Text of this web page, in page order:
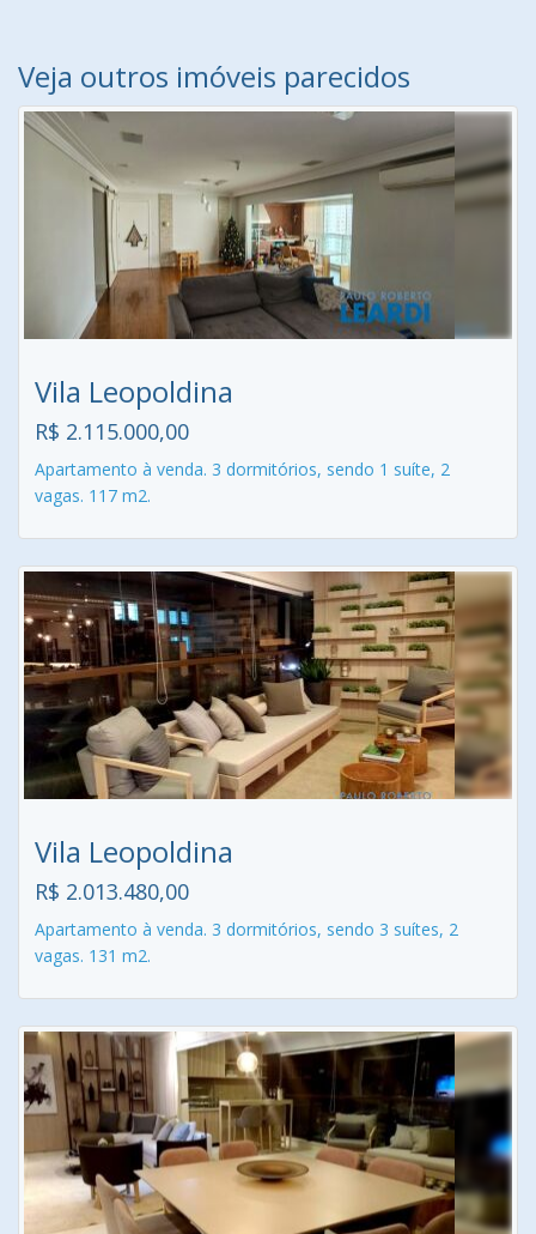
Veja outros imóveis parecidos
Vila Leopoldina
R$ 2.115.000,00
Apartamento à venda. 3 dormitórios, sendo 1 suíte, 2
vagas. 117 m2.
Vila Leopoldina
R$ 2.013.480,00
Apartamento à venda. 3 dormitórios, sendo 3 suítes, 2
vagas. 131 m2.